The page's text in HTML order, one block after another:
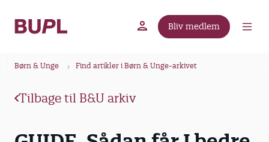
Bliv medlem
Børn & Unge Find artikler i Børn & Unge-arkivet
Tilbage til B&U arkiv